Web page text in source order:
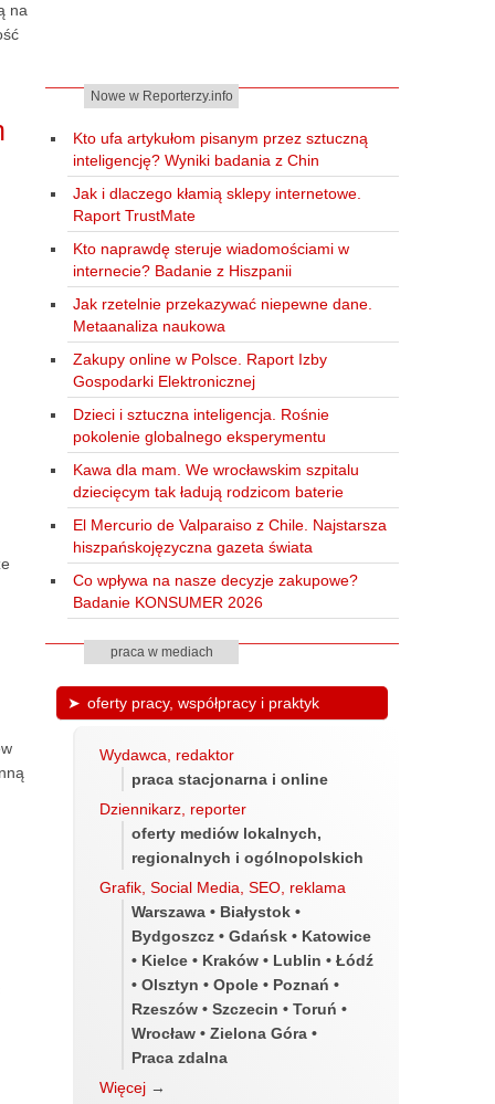
na
Nowe w Reporterzy.info
Kto ufa artykułom pisanym przez sztuczną
inteligencję? Wyniki badania z Chin
Jak i dlaczego kłamią sklepy internetowe.
Raport TrustMate
Kto naprawdę steruje wiadomościami w
internecie? Badanie z Hiszpanii
Jak rzetelnie przekazywać niepewne dane.
Metaanaliza naukowa
Zakupy online w Polsce. Raport Izby
Gospodarki Elektronicznej
Dzieci i sztuczna inteligencja. Rośnie
pokolenie globalnego eksperymentu
Kawa dla mam. We wrocławskim szpitalu
dziecięcym tak ładują rodzicom baterie
El Mercurio de Valparaiso z Chile. Najstarsza
hiszpańskojęzyczna gazeta świata
Co wpływa na nasze decyzje zakupowe?
Badanie KONSUMER 2026
praca w mediach
oferty pracy, współpracy i praktyk
Wydawca, redaktor
praca stacjonarna i online
Dziennikarz, reporter
oferty mediów lokalnych,
regionalnych i ogólnopolskich
Grafik, Social Media, SEO, reklama
Warszawa • Białystok •
Bydgoszcz • Gdańsk • Katowice
• Kielce • Kraków • Lublin • Łódź
• Olsztyn • Opole • Poznań •
Rzeszów • Szczecin • Toruń •
Wrocław • Zielona Góra •
Praca zdalna
Więcej →